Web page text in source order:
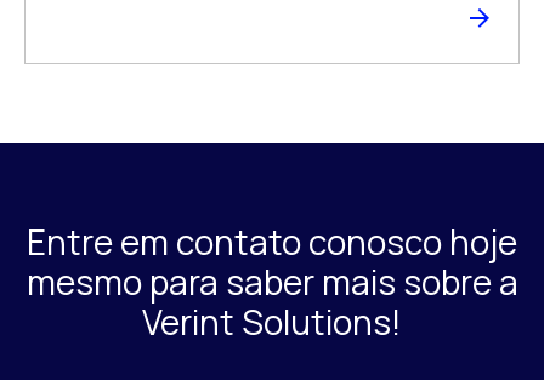
Entre em contato conosco hoje
mesmo para saber mais sobre a
Verint Solutions!